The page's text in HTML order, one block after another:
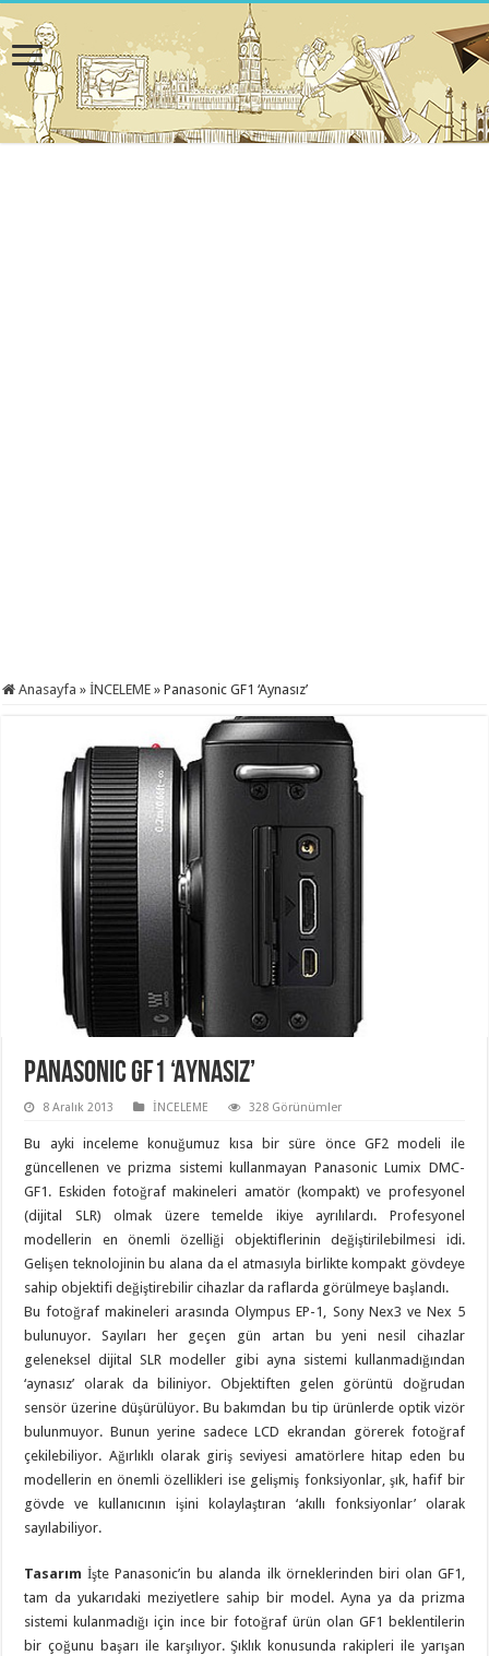
Anasayfa » İNCELEME » Panasonic GF1 ‘Aynasız’
Panasonic GF1 ‘Aynasız’
8 Aralık 2013 İNCELEME 328 Görünümler
Bu ayki inceleme konuğumuz kısa bir süre önce GF2 modeli ile
güncellenen ve prizma sistemi kullanmayan Panasonic Lumix DMC-
GF1. Eskiden fotoğraf makineleri amatör (kompakt) ve profesyonel
(dijital SLR) olmak üzere temelde ikiye ayrılılardı. Profesyonel
modellerin en önemli özelliği objektiflerinin değiştirilebilmesi idi.
Gelişen teknolojinin bu alana da el atmasıyla birlikte kompakt gövdeye
sahip objektifi değiştirebilir cihazlar da raflarda görülmeye başlandı.
Bu fotoğraf makineleri arasında Olympus EP-1, Sony Nex3 ve Nex 5
bulunuyor. Sayıları her geçen gün artan bu yeni nesil cihazlar
geleneksel dijital SLR modeller gibi ayna sistemi kullanmadığından
‘aynasız’ olarak da biliniyor. Objektiften gelen görüntü doğrudan
sensör üzerine düşürülüyor. Bu bakımdan bu tip ürünlerde optik vizör
bulunmuyor. Bunun yerine sadece LCD ekrandan görerek fotoğraf
çekilebiliyor. Ağırlıklı olarak giriş seviyesi amatörlere hitap eden bu
modellerin en önemli özellikleri ise gelişmiş fonksiyonlar, şık, hafif bir
gövde ve kullanıcının işini kolaylaştıran ‘akıllı fonksiyonlar’ olarak
sayılabiliyor.
Tasarım İşte Panasonic’in bu alanda ilk örneklerinden biri olan GF1,
tam da yukarıdaki meziyetlere sahip bir model. Ayna ya da prizma
sistemi kulanmadığı için ince bir fotoğraf ürün olan GF1 beklentilerin
bir çoğunu başarı ile karşılıyor. Şıklık konusunda rakipleri ile yarışan